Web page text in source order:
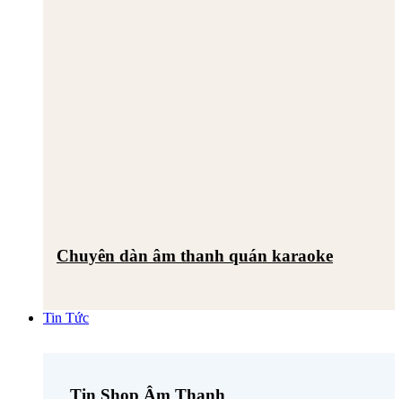
Chuyên dàn âm thanh quán karaoke
Tin Tức
Tin Shop Âm Thanh